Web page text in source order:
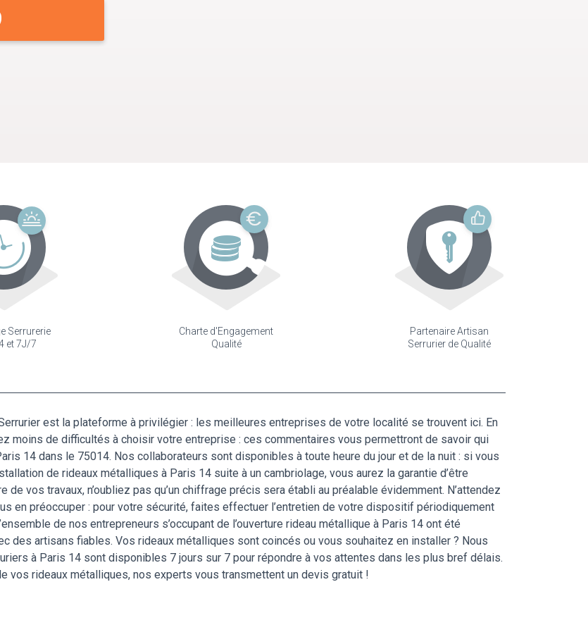
Serrurerie
et 7J/7
Charte d'Engagement
Qualité
Partenaire Artisan
Serrurier de Qualité
est la plateforme à privilégier : les meilleures entreprises de votre localité se trouvent ici. En
moins de difficultés à choisir votre entreprise : ces commentaires vous permettront de savoir qui
14 dans le 75014. Nos collaborateurs sont disponibles à toute heure du jour et de la nuit : si vous
de rideaux métalliques à Paris 14 suite à un cambriolage, vous aurez la garantie d’être
vos travaux, n’oubliez pas qu’un chiffrage précis sera établi au préalable évidemment. N’attendez
en préoccuper : pour votre sécurité, faites effectuer l’entretien de votre dispositif périodiquement
de nos entrepreneurs s’occupant de l’ouverture rideau métallique à Paris 14 ont été
des artisans fiables. Vos rideaux métalliques sont coincés ou vous souhaitez en installer ? Nous
à Paris 14 sont disponibles 7 jours sur 7 pour répondre à vos attentes dans les plus bref délais.
vos rideaux métalliques, nos experts vous transmettent un devis gratuit !